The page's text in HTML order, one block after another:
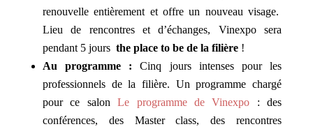
renouvelle entièrement et offre un nouveau visage.
Lieu de rencontres et d’échanges, Vinexpo sera
pendant 5 jours the place to be de la filière !
Au programme :Cinq jours intenses pour les
professionnels de la filière. Un programme chargé
pour ce salonLe programme de Vinexpo : des
conférences, des Master class, des rencontres